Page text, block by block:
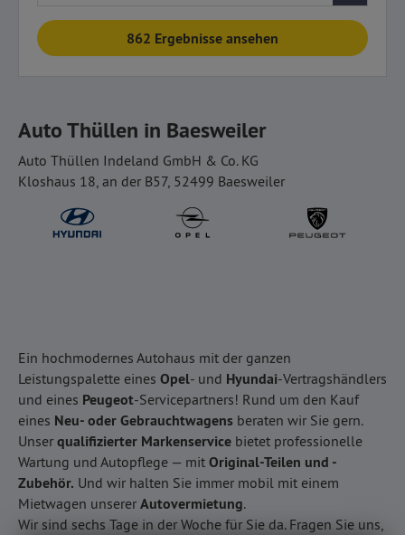
862 Ergebnisse ansehen
Auto Thüllen in Baesweiler
Auto Thüllen Indeland GmbH & Co. KG
Kloshaus 18, an der B57, 52499 Baesweiler
Ein hochmodernes Autohaus mit der ganzen
Leistungspalette eines Opel- und Hyundai-Vertragshändlers
und eines Peugeot-Servicepartners! Rund um den Kauf
eines Neu- oder Gebrauchtwagens beraten wir Sie gern.
Unser qualifizierter Markenservice bietet professionelle
Wartung und Autopflege — mit Original-Teilen und -
Zubehör. Und wir halten Sie immer mobil mit einem
Mietwagen unserer Autovermietung.
Wir sind sechs Tage in der Woche für Sie da. Fragen Sie uns,